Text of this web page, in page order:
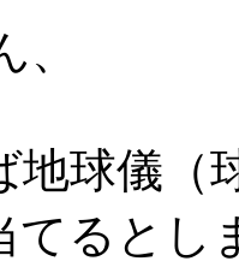
、
地球儀（
てるとし